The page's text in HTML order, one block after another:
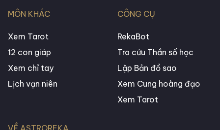
MÔN KHÁC
Xem Tarot
12 con giáp
Xem chỉ tay
Lịch vạn niên
CÔNG CỤ
RekaBot
Tra cứu Thần số học
Lập Bản đồ sao
Xem Cung hoàng đạo
Xem Tarot
VỀ ASTROREKA